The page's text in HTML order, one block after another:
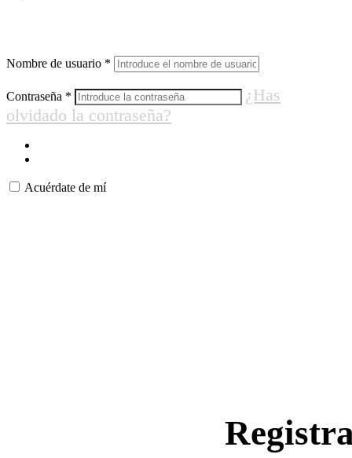
Nombre de usuario *
Contraseña *
¿Has
olvidado la contraseña?
Acuérdate de mí